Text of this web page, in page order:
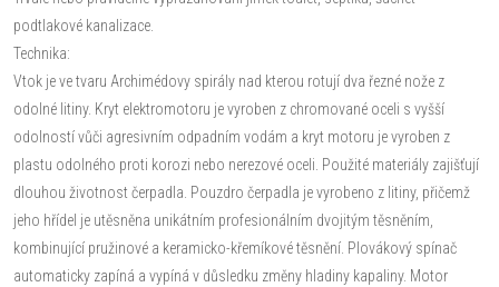
podtlakové kanalizace.
Technika:
Vtok je ve tvaru Archimédovy spirály nad kterou rotují dva řezné nože z
odolné litiny. Kryt elektromotoru je vyroben z chromované oceli s vyšší
odolností vůči agresivním odpadním vodám a kryt motoru je vyroben z
plastu odolného proti korozi nebo nerezové oceli. Použité materiály zajišťují
dlouhou životnost čerpadla. Pouzdro čerpadla je vyrobeno z litiny, přičemž
jeho hřídel je utěsněna unikátním profesionálním dvojitým těsněním,
kombinující pružinové a keramicko-křemíkové těsnění. Plovákový spínač
automaticky zapíná a vypíná v důsledku změny hladiny kapaliny. Motor